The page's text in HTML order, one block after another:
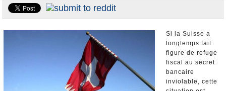
Nominations et Démissions
Elections européennes
Si la Suisse a
longtemps fait
figure de refuge
fiscal au secret
bancaire
inviolable, cette